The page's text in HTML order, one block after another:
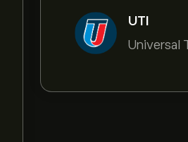
UTI